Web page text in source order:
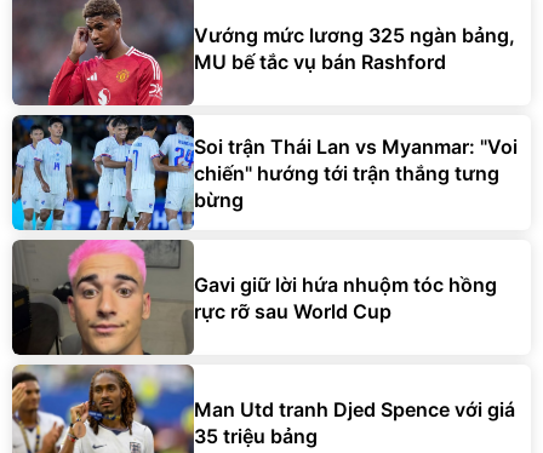
Vướng mức lương 325 ngàn bảng,
MU bế tắc vụ bán Rashford
Soi trận Thái Lan vs Myanmar: "Voi
chiến" hướng tới trận thắng tưng
bừng
Gavi giữ lời hứa nhuộm tóc hồng
rực rỡ sau World Cup
Man Utd tranh Djed Spence với giá
35 triệu bảng